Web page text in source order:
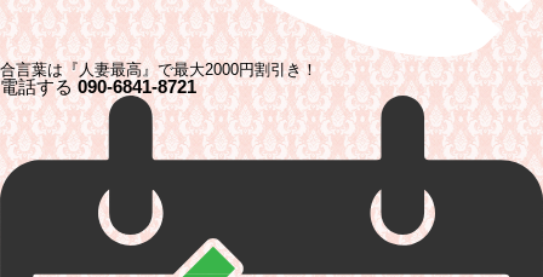
合言葉は『人妻最高』で最大2000円割引き！
電話する090-6841-8721